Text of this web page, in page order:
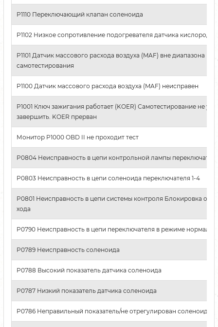
P1110 Переключающий клапан соленоида
P1102 Низкое сопротивление подогревателя датчика кислорода
P1101 Датчик массового расхода воздуха (MAF) вне диапазона
самотестирования
P1100 Датчик массового расхода воздуха (MAF) неисправен
P1001 Ключ зажигания работает (KOER) Самотестирование не
завершить. KOER прерван
Монитор P1000 OBD II не проходит тест
P0804 Неисправность в цепи контрольной лампы
P0803 Неисправность в цепи соленоида переключателя 1-4
P0801 Неисправность в цепи системы контроля Блокировка
хода
P0790 Неисправность в цепи переключателя в режиме
P0789 Неисправность соленоида
P0788 Высокий показатель датчика соленоида
P0787 Низкий показатель датчика соленоида
P0786 Неправильный показатель/не отрегулирован соленоид